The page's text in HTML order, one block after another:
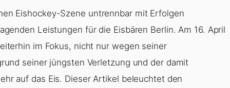
Eishockey-Szene untrennbar mit Erfolgen
Leistungen für die Eisbären Berlin. Am 16. April
im Fokus, nicht nur wegen seiner
seiner jüngsten Verletzung und der damit
auf das Eis. Dieser Artikel beleuchtet den